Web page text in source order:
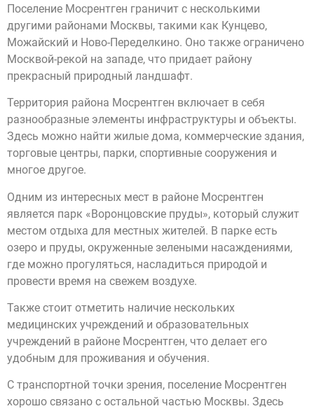
Поселение Мосрентген граничит с несколькими
другими районами Москвы, такими как Кунцево,
Можайский и Ново-Переделкино. Оно также ограничено
Москвой-рекой на западе, что придает району
прекрасный природный ландшафт.
Территория района Мосрентген включает в себя
разнообразные элементы инфраструктуры и объекты.
Здесь можно найти жилые дома, коммерческие здания,
торговые центры, парки, спортивные сооружения и
многое другое.
Одним из интересных мест в районе Мосрентген
является парк «Воронцовские пруды», который служит
местом отдыха для местных жителей. В парке есть
озеро и пруды, окруженные зелеными насаждениями,
где можно прогуляться, насладиться природой и
провести время на свежем воздухе.
Также стоит отметить наличие нескольких
медицинских учреждений и образовательных
учреждений в районе Мосрентген, что делает его
удобным для проживания и обучения.
С транспортной точки зрения, поселение Мосрентген
хорошо связано с остальной частью Москвы. Здесь